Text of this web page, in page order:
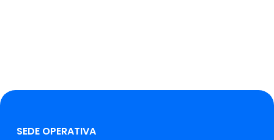
SEDE OPERATIVA